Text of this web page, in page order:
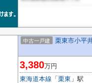
中古一戸建 栗東市小平
3,380万円
東海道本線 「 栗東 」駅